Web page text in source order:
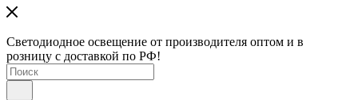
Светодиодное освещение от производителя оптом и в
розницу с доставкой по РФ!